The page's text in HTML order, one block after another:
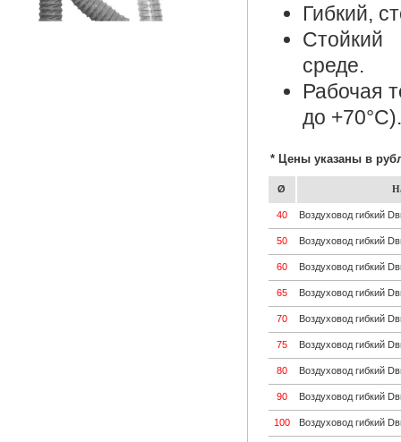
Гибкий,
Стойкий
среде.
Рабочая
до
* Цены указаны в
Ø
40 Воздуховод гибкий
50 Воздуховод гибкий
60 Воздуховод гибкий
65 Воздуховод гибкий
70 Воздуховод гибкий
75 Воздуховод гибкий
80 Воздуховод гибкий
90 Воздуховод гибкий
100 Воздуховод гибкий